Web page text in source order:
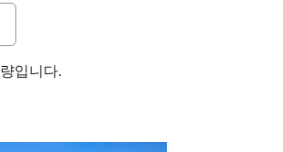
입니다.